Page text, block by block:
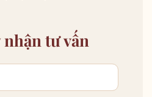
nhận tư vấn